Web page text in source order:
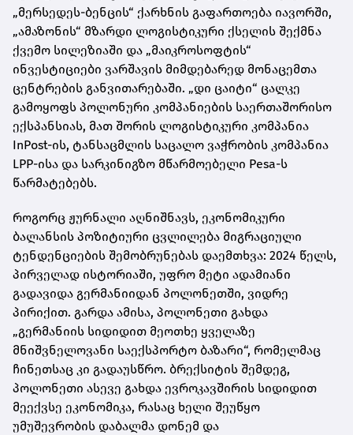
„მერსედეს-ბენცის“ ქარხნის გაფართოება იავორში,
„ამაზონის“ მზარდი ლოგისტიკური ქსელის შექმნა
ქვემო სილეზიაში და „მაიკროსოფტის“
ინვესტიციები ვარშავის მიმდებარედ მონაცემთა
ცენტრების განვითარებაში. „დი ცაიტი“ ცალკე
გამოყოფს პოლონური კომპანიების საერთაშორისო
ექსპანსიას, მათ შორის ლოგისტიკური კომპანია
InPost-ის, ტანსაცმლის საცალო ვაჭრობის კომპანია
LPP-ისა და სარკინიგზო მწარმოებელი Pesa-ს
წარმატებებს.
როგორც ჟურნალი აღნიშნავს, ეკონომიკური
ბალანსის პოზიტიური ცვლილება მიგრაციული
ტენდენციების შემობრუნებას დაემთხვა: 2024 წელს,
პირველად ისტორიაში, უფრო მეტი ადამიანი
გადავიდა გერმანიიდან პოლონეთში, ვიდრე
პირიქით. გარდა ამისა, პოლონეთი გახდა
„გერმანიის სიდიდით მეოთხე ყველაზე
მნიშვნელოვანი საექსპორტო ბაზარი“, რომელმაც
ჩინეთსაც კი გადაუსწრო. ბრექსიტის შემდეგ,
პოლონეთი ასევე გახდა ევროკავშირის სიდიდით
მეექვსე ეკონომიკა, რასაც ხელი შეუწყო
უმუშევრობის დაბალმა დონემ და